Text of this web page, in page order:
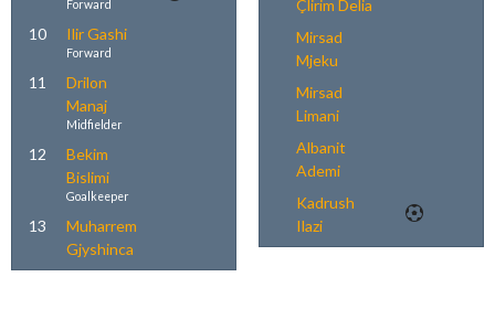
Forward
10 Ilir Gashi
Forward
11
Drilon
Manaj
Midfielder
12
Bekim
Bislimi
Goalkeeper
13
Muharrem
Gjyshinca
Çlirim Delia
Mirsad
Mjeku
Mirsad
Limani
Albanit
Ademi
Kadrush
Ilazi